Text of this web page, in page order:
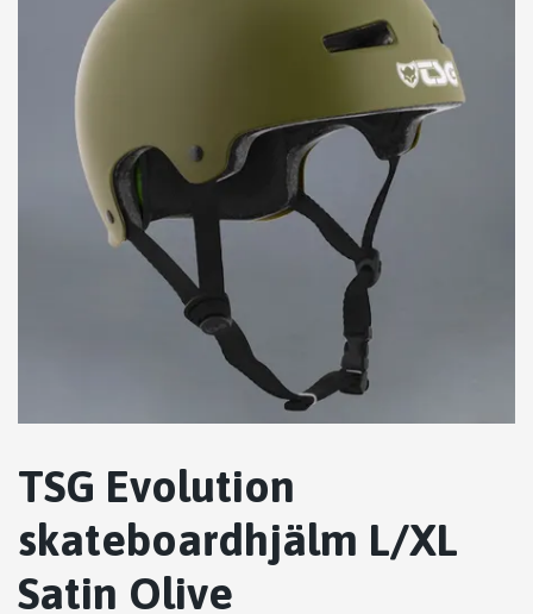
TSG Evolution
skateboardhjälm L/XL
Satin Olive